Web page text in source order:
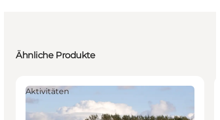
Ähnliche Produkte
Aktivitäten